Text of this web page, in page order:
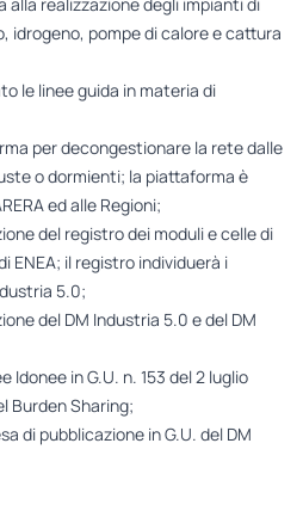
realizzazione degli impianti di
idrogeno, pompe di calore e cattura
le linee guida in materia di
per decongestionare la rete dalle
o dormienti; la piattaforma è
ed alle Regioni;
del registro dei moduli e celle di
ENEA; il registro individuerà i
5.0;
del DM Industria 5.0 e del DM
Idonee in G.U. n. 153 del 2 luglio
Burden Sharing;
di pubblicazione in G.U. del DM